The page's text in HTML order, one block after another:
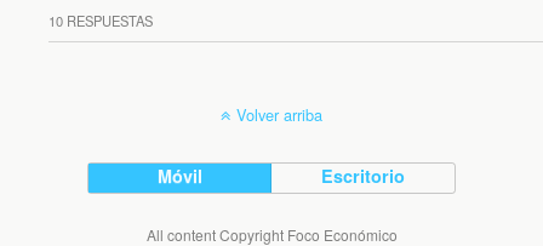
10 RESPUESTAS
Volver arriba
Móvil Escritorio
All content Copyright Foco Económico